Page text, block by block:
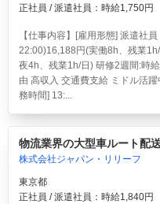
正社員 / 派遣社員：時給1,750円
【仕事内容】[雇用形態] 派遣社
22:00)16,188円(実働8h、残業
夜4h、残業1h/日) 研修2週間:時
由 高収入 交通費支給 ミドル活
務時間] 13:...
物流業界の大型車ルート配
株式会社ジャパン・リリーフ
東京都
正社員 / 派遣社員：時給1,840円